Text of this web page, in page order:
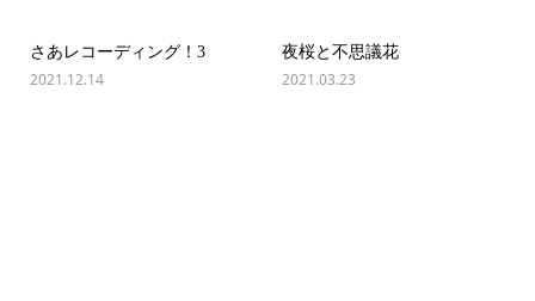
さあレコーディング！3
2021.12.14
夜桜と不思議花
2021.03.23